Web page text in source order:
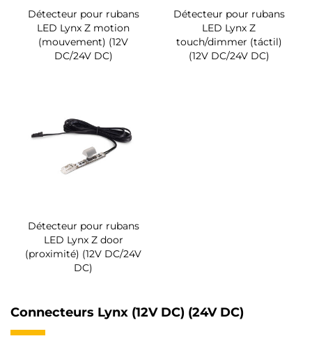
Détecteur pour rubans
LED Lynx Z motion
(mouvement) (12V
DC/24V DC)
Détecteur pour rubans
LED Lynx Z
touch/dimmer (táctil)
(12V DC/24V DC)
Détecteur pour rubans
LED Lynx Z door
(proximité) (12V DC/24V
DC)
Connecteurs Lynx (12V DC) (24V DC)